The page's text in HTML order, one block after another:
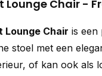
Lounge Chair -
Lounge Chair is een
stoel met een
of kan ook als